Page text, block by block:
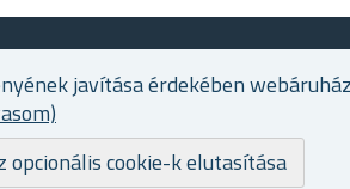
javítása érdekében
opcionális cookie-k elutasítása